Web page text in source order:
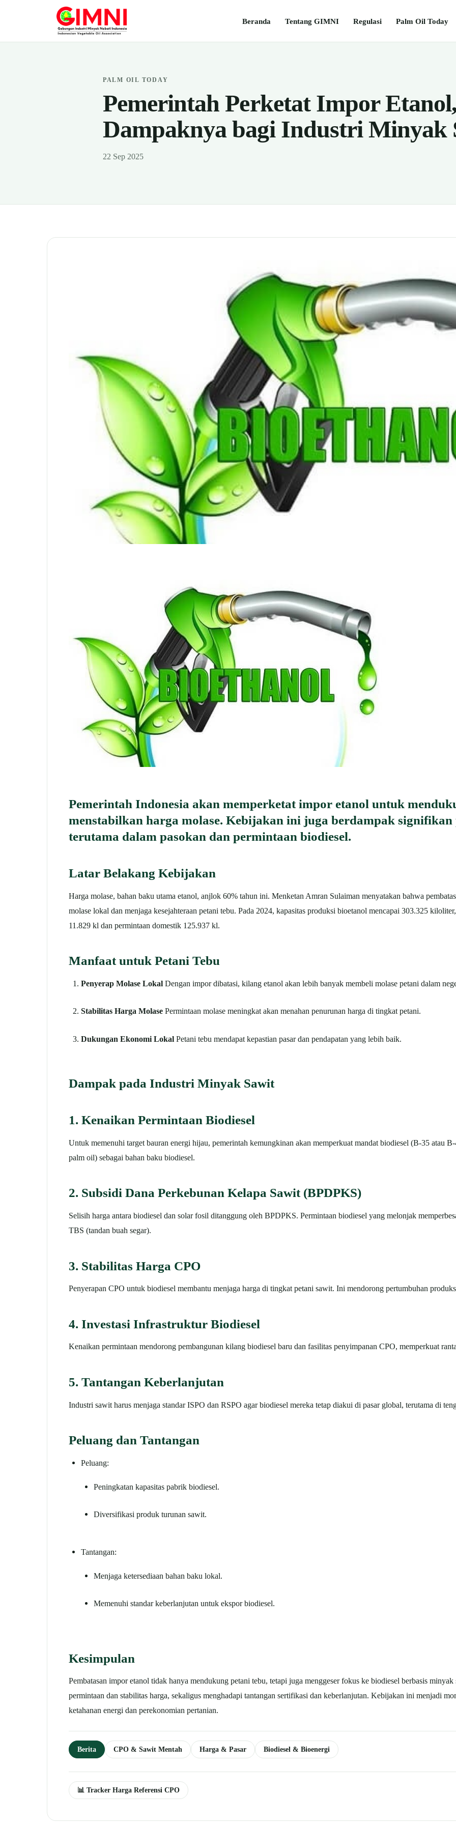
Beranda Tentang GIMNI Regulasi Palm Oil Today
PALM OIL TODAY
Pemerintah Perketat Impor
Dampaknya bagi Industri Minyak
22 Sep 2025
Pemerintah Indonesia akan memperketat impor etanol untuk
menstabilkan harga molase. Kebijakan ini juga berdampak
terutama dalam pasokan dan permintaan biodiesel.
Latar Belakang Kebijakan
Harga molase, bahan baku utama etanol, anjlok 60% tahun ini. Menke­tan Amran Sulaiman menyatakan bahwa
molase lokal dan menjaga kesejahteraan petani tebu. Pada 2024, kapasitas produksi bioetanol mencapai 303.325
11.829 kl dan permintaan domestik 125.937 kl.
Manfaat untuk Petani Tebu
Penyerap Molase Lokal Dengan impor dibatasi, kilang etanol akan lebih banyak membeli molase petani dalam
Stabilitas Harga Molase Permintaan molase meningkat akan menahan penurunan harga di tingkat petani.
Dukungan Ekonomi Lokal Petani tebu mendapat kepastian pasar dan pendapatan yang lebih baik.
Dampak pada Industri Minyak Sawit
1. Kenaikan Permintaan Biodiesel
Untuk memenuhi target bauran energi hijau, pemerintah kemungkinan akan memperkuat mandat biodiesel (B-35 atau
palm oil) sebagai bahan baku biodiesel.
2. Subsidi Dana Perkebunan Kelapa Sawit (BPDPKS)
Selisih harga antara biodiesel dan solar fosil ditanggung oleh BPDPKS. Permintaan biodiesel yang melonjak
TBS (tandan buah segar).
3. Stabilitas Harga CPO
Penyerapan CPO untuk biodiesel membantu menjaga harga di tingkat petani sawit. Ini mendorong pertumbuhan
4. Investasi Infrastruktur Biodiesel
Kenaikan permintaan mendorong pembangunan kilang biodiesel baru dan fasilitas penyimpanan CPO, memperkuat
5. Tantangan Keberlanjutan
Industri sawit harus menjaga standar ISPO dan RSPO agar biodiesel mereka tetap diakui di pasar global, terutama di
Peluang dan Tantangan
Peluang:
Peningkatan kapasitas pabrik biodiesel.
Diversifikasi produk turunan sawit.
Tantangan:
Menjaga ketersediaan bahan baku lokal.
Memenuhi standar keberlanjutan untuk ekspor biodiesel.
Kesimpulan
Pembatasan impor etanol tidak hanya mendukung petani tebu, tetapi juga menggeser fokus ke biodiesel berbasis
permintaan dan stabilitas harga, sekaligus menghadapi tantangan sertifikasi dan keberlanjutan. Kebijakan ini menjadi
ketahanan energi dan perekonomian pertanian.
Berita CPO & Sawit Mentah Harga & Pasar Biodiesel & Bioenergi
📊 Tracker Harga Referensi CPO